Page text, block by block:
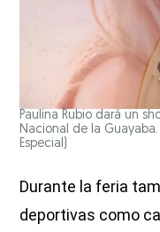
Paulina Rubio dará un
Nacional de la Guayaba.
Especial)
Durante la feria
deportivas como